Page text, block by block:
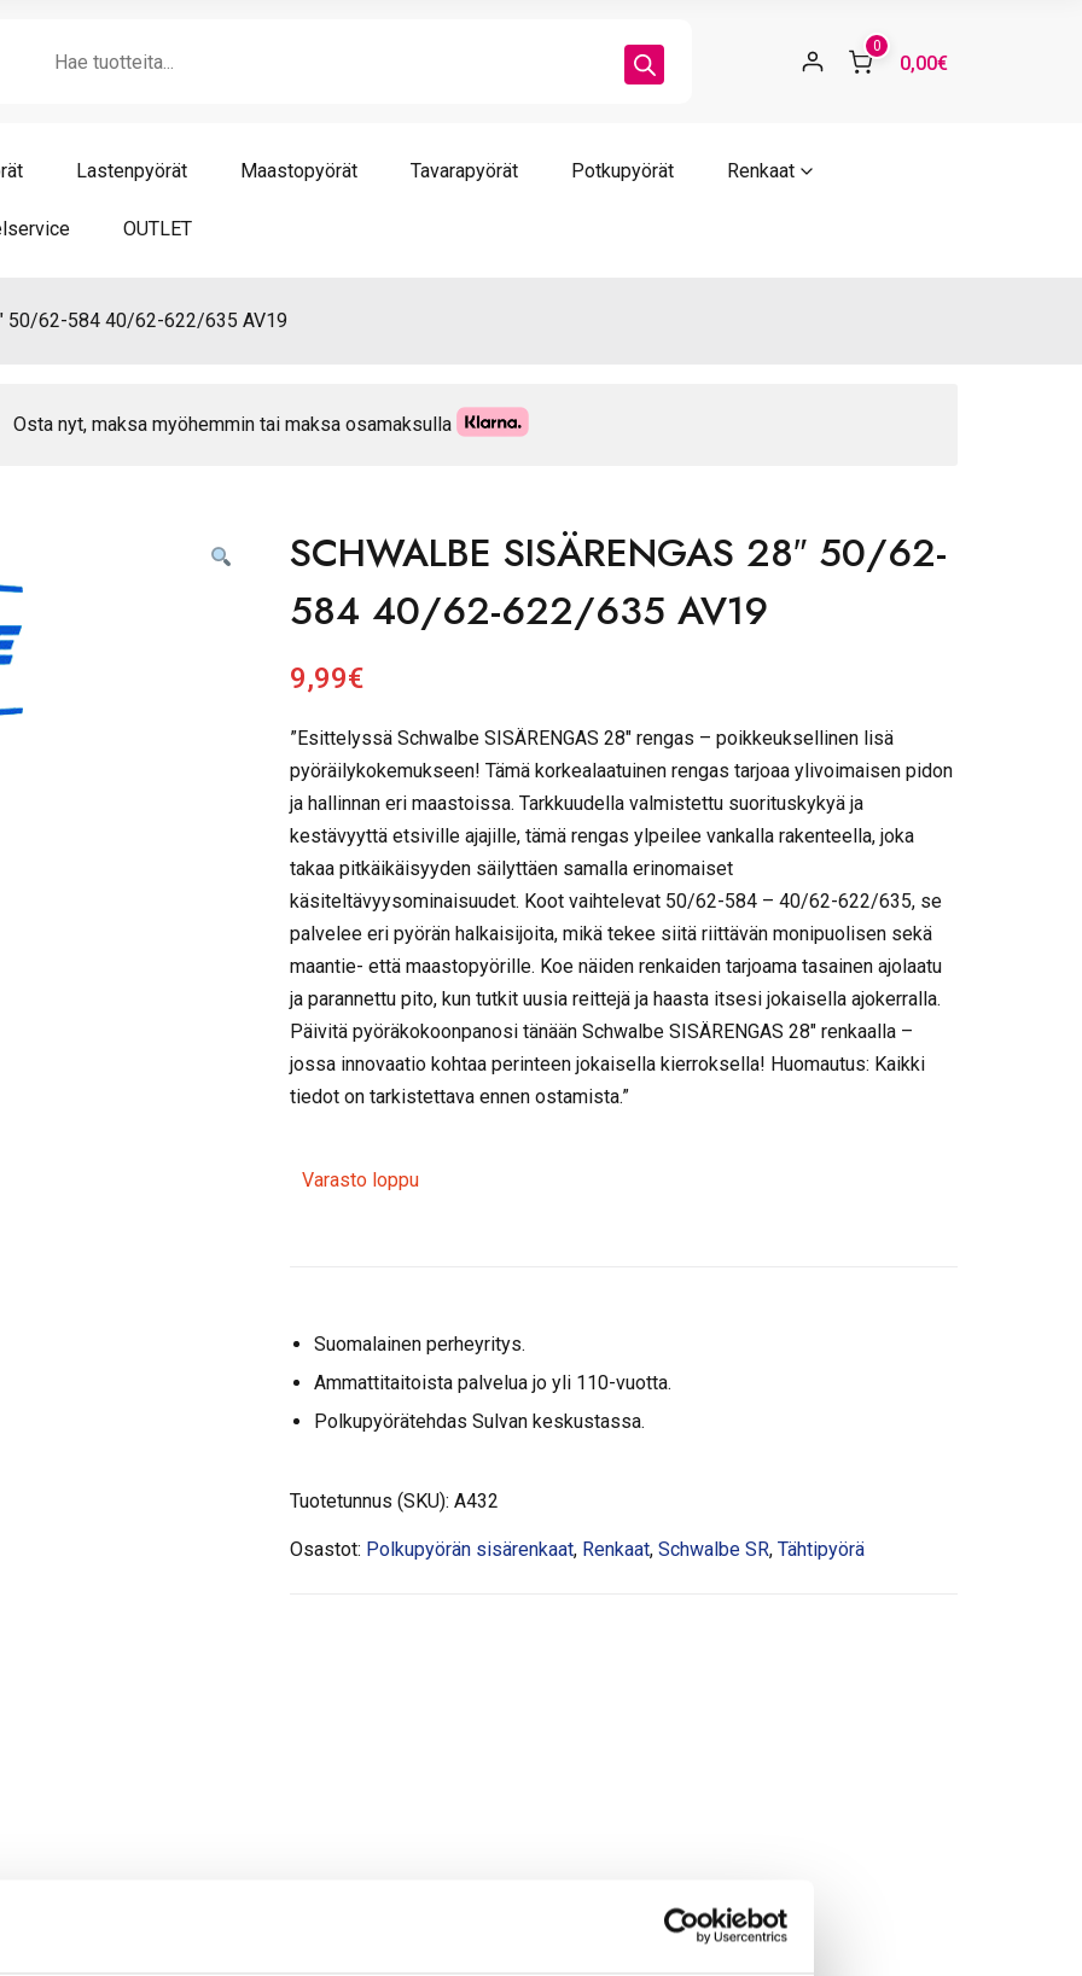
0
0,00€
Lastenpyörät Maastopyörät Tavarapyörät Potkupyörät Renkaat
OUTLET
50/62-584 40/62-622/635 AV19
Osta nyt, maksa myöhemmin tai maksa osamaksulla
SCHWALBE SISÄRENGAS 28″ 50/62-
584 40/62-622/635 AV19
9,99€
”Esittelyssä Schwalbe SISÄRENGAS 28″ rengas – poikkeuksellinen lisä
pyöräilykokemukseen! Tämä korkealaatuinen rengas tarjoaa ylivoimaisen pidon
ja hallinnan eri maastoissa. Tarkkuudella valmistettu suorituskykyä ja
kestävyyttä etsiville ajajille, tämä rengas ylpeilee vankalla rakenteella, joka
takaa pitkäikäisyyden säilyttäen samalla erinomaiset
käsiteltävyysominaisuudet. Koot vaihtelevat 50/62-584 – 40/62-622/635, se
palvelee eri pyörän halkaisijoita, mikä tekee siitä riittävän monipuolisen sekä
maantie- että maastopyörille. Koe näiden renkaiden tarjoama tasainen ajolaatu
ja parannettu pito, kun tutkit uusia reittejä ja haasta itsesi jokaisella ajokerralla.
Päivitä pyöräkokoonpanosi tänään Schwalbe SISÄRENGAS 28″ renkaalla –
jossa innovaatio kohtaa perinteen jokaisella kierroksella! Huomautus: Kaikki
tiedot on tarkistettava ennen ostamista.”
Varasto loppu
Suomalainen perheyritys.
Ammattitaitoista palvelua jo yli 110-vuotta.
Polkupyörätehdas Sulvan keskustassa.
Tuotetunnus (SKU): A432
Osastot: Polkupyörän sisärenkaat, Renkaat, Schwalbe SR, Tähtipyörä